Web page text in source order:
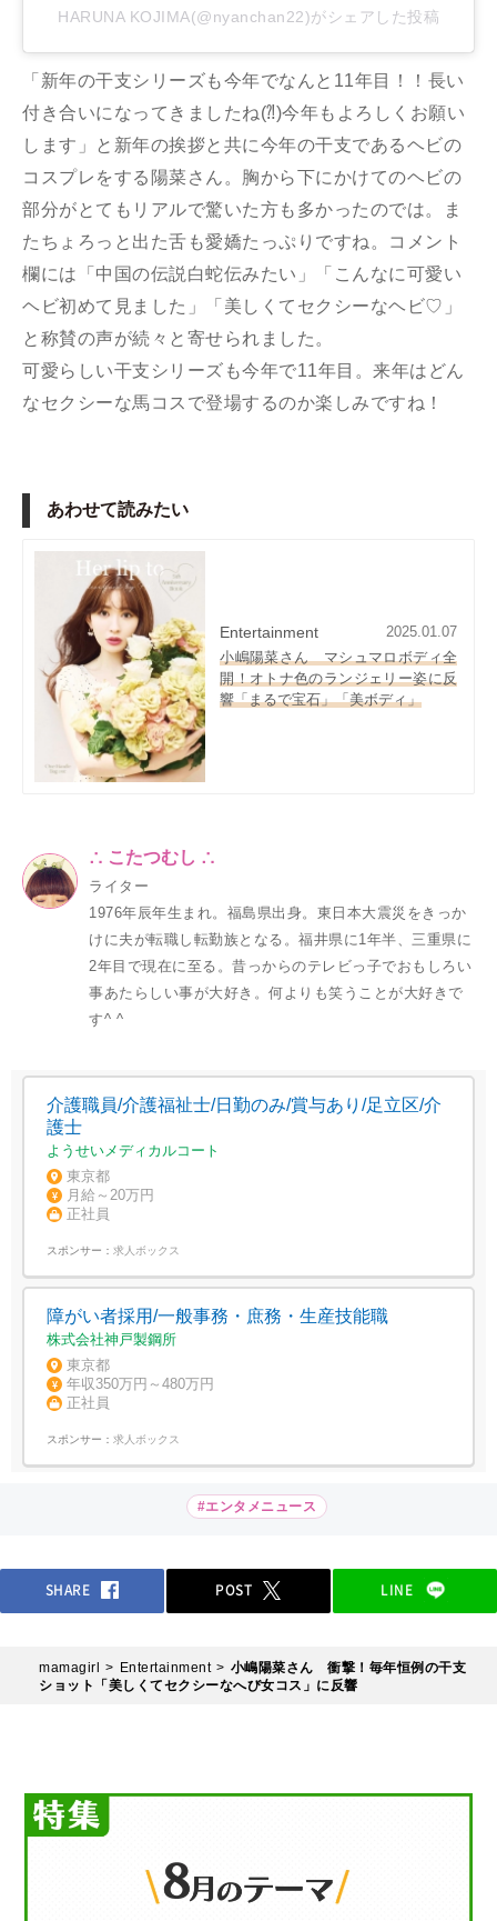
HARUNA KOJIMA(@nyanchan22)がシェアした投稿
「新年の干支シリーズも今年でなんと11年目！！長い
付き合いになってきましたね(⁈)今年もよろしくお願い
します」と新年の挨拶と共に今年の干支であるヘビの
コスプレをする陽菜さん。胸から下にかけてのヘビの
部分がとてもリアルで驚いた方も多かったのでは。ま
たちょろっと出た舌も愛嬌たっぷりですね。コメント
欄には「中国の伝説白蛇伝みたい」「こんなに可愛い
ヘビ初めて見ました」「美しくてセクシーなヘビ♡」
と称賛の声が続々と寄せられました。
可愛らしい干支シリーズも今年で11年目。来年はどん
なセクシーな馬コスで登場するのか楽しみですね！
あわせて読みたい
Entertainment
2025.01.07
小嶋陽菜さん マシュマロボディ全
開！オトナ色のランジェリー姿に反
響「まるで宝石」「美ボディ」
∴ こたつむし ∴
ライター
1976年辰年生まれ。福島県出身。東日本大震災をきっか
けに夫が転職し転勤族となる。福井県に1年半、三重県に
2年目で現在に至る。昔っからのテレビっ子でおもしろい
事あたらしい事が大好き。何よりも笑うことが大好きで
す^ ^
介護職員/介護福祉士/日勤のみ/賞与あり/足立区/介
護士
ようせいメディカルコート
東京都
月給～20万円
正社員
スポンサー： 求人ボックス
障がい者採用/一般事務・庶務・生産技能職
株式会社神戸製鋼所
東京都
年収350万円～480万円
正社員
スポンサー： 求人ボックス
#エンタメニュース
SHARE POST LINE
mamagirl Entertainment
小嶋陽菜さん 衝撃！毎年恒例の干支
ショット「美しくてセクシーなへび女コス」に反響